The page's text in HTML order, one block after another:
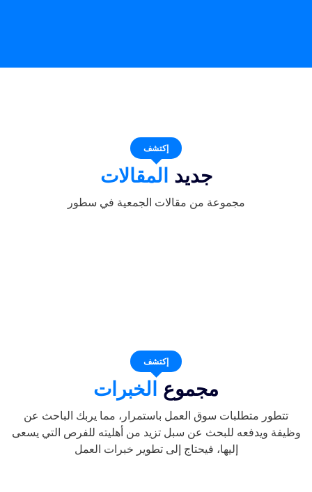
إكتشف
جديدالمقالات
مجموعة من مقالات الجمعية في سطور
إكتشف
مجموعالخبرات
تتطور متطلبات سوق العمل باستمرار، مما يربك الباحث عن
وظيفة ويدفعه للبحث عن سبل تزيد من أهليته للفرص التي يسعى
إليها، فيحتاج إلى تطوير خبرات العمل